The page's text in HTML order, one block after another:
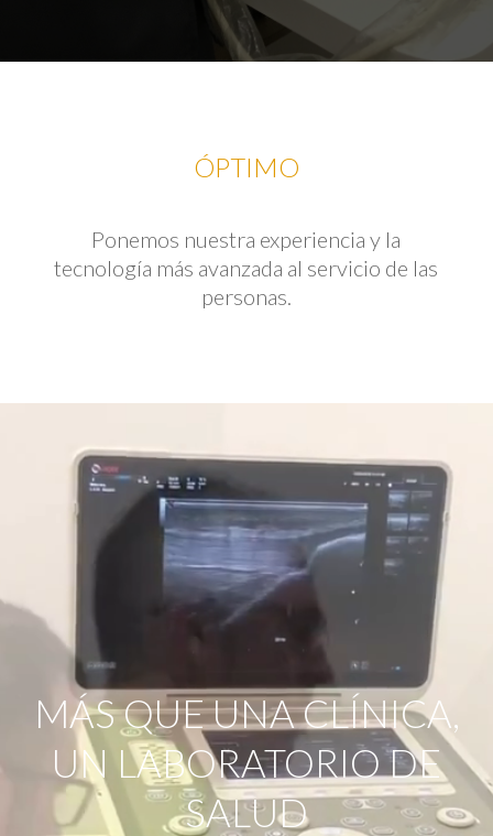
ÓPTIMO
Ponemos nuestra experiencia y la
tecnología más avanzada al servicio de las
personas.
MÁS QUE UNA CLÍNICA,
UN LABORATORIO DE
SALUD